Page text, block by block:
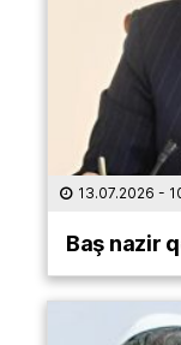
13.07.2026 -
Baş nazir